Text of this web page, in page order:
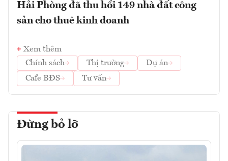
Hải Phòng đã thu hồi 149 nhà đất công
sản cho thuê kinh doanh
Xem thêm
Chính sách
Thị trường
Dự án
Cafe BĐS
Tư vấn
Đừng bỏ lỡ